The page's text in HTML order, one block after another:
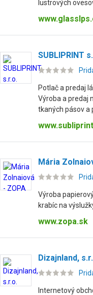
lustrových
SUBLIPRINT
Potlač a predaj
Výroba a predaj
tkaných pásov a
Mária
Výroba
krabíc na
www.zopa.sk
Dizajnland,
Internetový